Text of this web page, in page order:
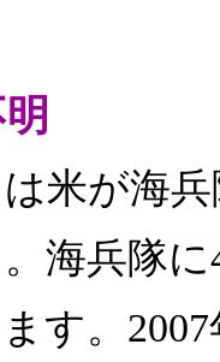
米が海兵
海兵隊
す。